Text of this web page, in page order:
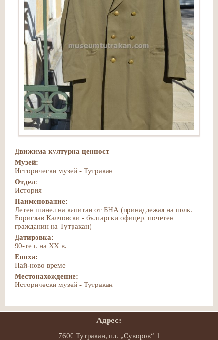
Движима културна ценност
Музей:
Исторически музей - Тутракан
Отдел:
История
Наименование:
Летен шинел на капитан от БНА (принадлежал на полк.
Борислав Калчовски - български офицер, почетен
гражданин на Тутракан)
Датировка:
90-те г. на ХХ в.
Епоха:
Най-ново време
Местонахождение:
Исторически музей - Тутракан
Адрес:
7600 Тутракан, пл. „Суворов“ 1